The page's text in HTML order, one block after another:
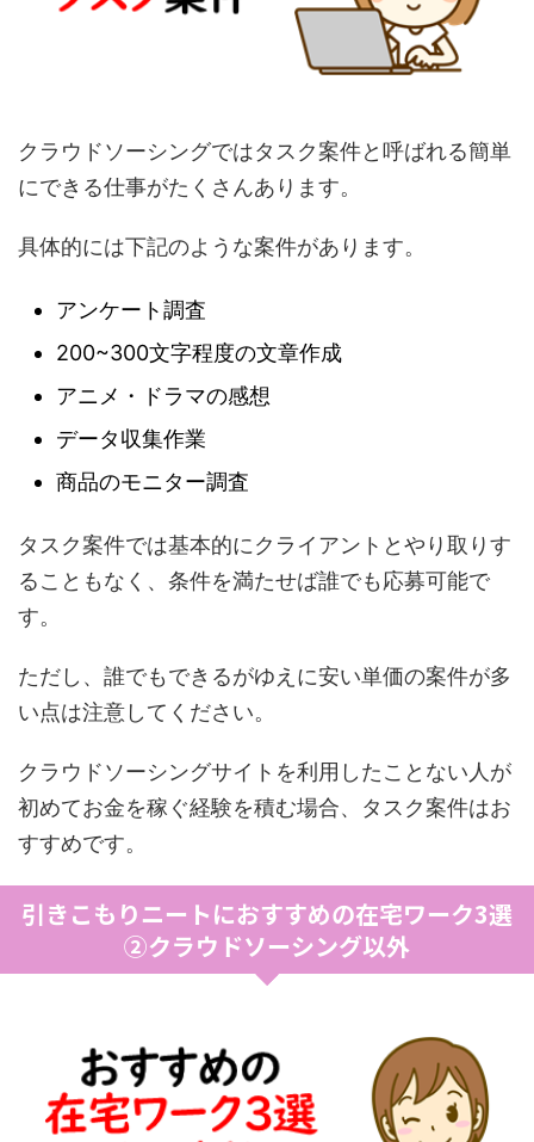
クラウドソーシングではタスク案件と呼ばれる簡単
にできる仕事がたくさんあります。
具体的には下記のような案件があります。
アンケート調査
200~300文字程度の文章作成
アニメ・ドラマの感想
データ収集作業
商品のモニター調査
タスク案件では基本的にクライアントとやり取りす
ることもなく、条件を満たせば誰でも応募可能で
す。
ただし、誰でもできるがゆえに安い単価の案件が多
い点は注意してください。
クラウドソーシングサイトを利用したことない人が
初めてお金を稼ぐ経験を積む場合、タスク案件はお
すすめです。
引きこもりニートにおすすめの在宅ワーク3選
②クラウドソーシング以外